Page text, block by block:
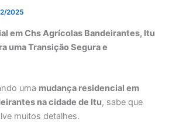
2025
em Chs Agrícolas Bandeirantes, Itu
uma Transição Segura e
uma mudança residencial em
na cidade de Itu, sabe que
muitos detalhes.